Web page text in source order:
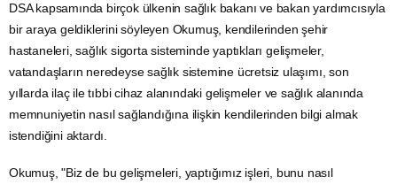
DSA kapsamında birçok ülkenin sağlık bakanı ve bakan yardımcısıyla
bir araya geldiklerini söyleyen Okumuş, kendilerinden şehir
hastaneleri, sağlıksigorta sisteminde yaptıkları gelişmeler,
vatandaşların neredeyse sağlık sistemine ücretsiz ulaşımı, son
yıllarda ilaç ile tıbbi cihaz alanındaki gelişmeler ve sağlık alanında
memnuniyetin nasıl sağlandığına ilişkin kendilerinden bilgi almak
istendiğini aktardı.
Okumuş, "Biz de bu gelişmeleri, yaptığımız işleri, bunu nasıl